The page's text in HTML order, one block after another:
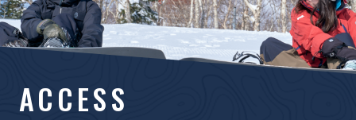
ACCESS